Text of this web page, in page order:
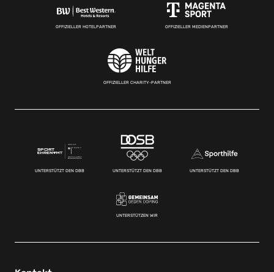
OFFIZIELLER HOTELPARTNER OFFIZIELLER MEDIENPARTNER
OFFIZIELLER CHARITY-PARTNER
UNTERSTÜTZT DEN DBB UNTERSTÜTZT DEN DBB UNTERSTÜTZT DEN DBB
UNTERSTÜTZEN WIR